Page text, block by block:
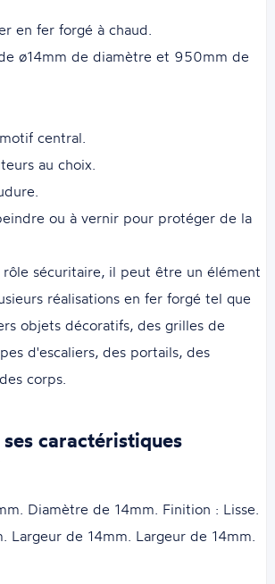
en fer forgé à chaud.
ø14mm de diamètre et 950mm de
central.
au choix.
ou à vernir pour protéger de la
sécuritaire, il peut être un élément
réalisations en fer forgé tel que
objets décoratifs, des grilles de
d'escaliers, des portails, des
corps.
caractéristiques
Diamètre de 14mm. Finition : Lisse.
Largeur de 14mm. Largeur de 14mm.